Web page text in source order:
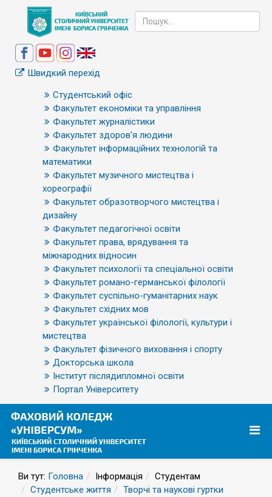
Швидкий перехід
Студентський офіс
Факультет економіки та управління
Факультет журналістики
Факультет здоров’я людини
Факультет інформаційних технологій та
математики
Факультет музичного мистецтва і
хореографії
Факультет образотворчого мистецтва і
дизайну
Факультет педагогічної освіти
Факультет права, врядування та
міжнародних відносин
Факультет психології та спеціальної освіти
Факультет романо-германської філології
Факультет суспільно-гуманітарних наук
Факультет східних мов
Факультет української філології, культури і
мистецтва
Факультет фізичного виховання і спорту
Докторська школа
Інститут післядипломної освіти
Портал Університету
Ви тут: Головна Інформація
Студентам
Студентське життя
Творчі та наукові гуртки